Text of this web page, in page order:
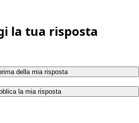
la tua risposta
della mia risposta
la mia risposta